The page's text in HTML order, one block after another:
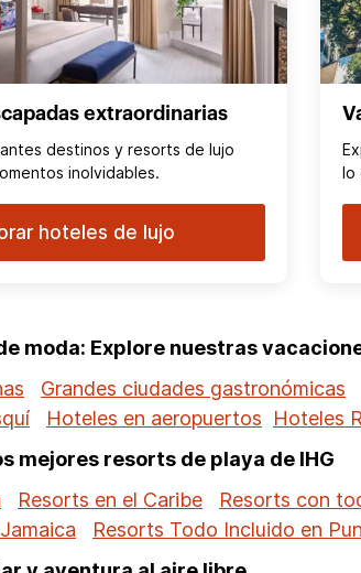
extraordinarias
destinos y resorts de lujo
inolvidables.
hoteles de lujo
lo
moda: Explore nuestras
Grandes ciudades gastronómicas
Hoteles en aeropuertos Hoteles
mejores resorts de playa de IHG
Resorts en el Caribe Resorts con
Resorts Todo Incluido en